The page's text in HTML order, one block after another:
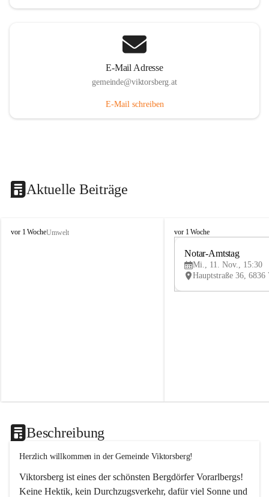
E-Mail Adresse
gemeinde@viktorsberg.at
E-Mail schreiben
Aktuelle Beiträge
V
vor 1 WocheUmwelt
V
vor 1 Woche
Notar-Amtstag
Mi., 11. Nov., 15:30
Beschreibung
Herzlich willkommen in der Gemeinde Viktorsberg!
Viktorsberg ist eines der schönsten Bergdörfer Vorarlbergs!
Keine Hektik, kein Durchzugsverkehr, dafür viel Sonne und